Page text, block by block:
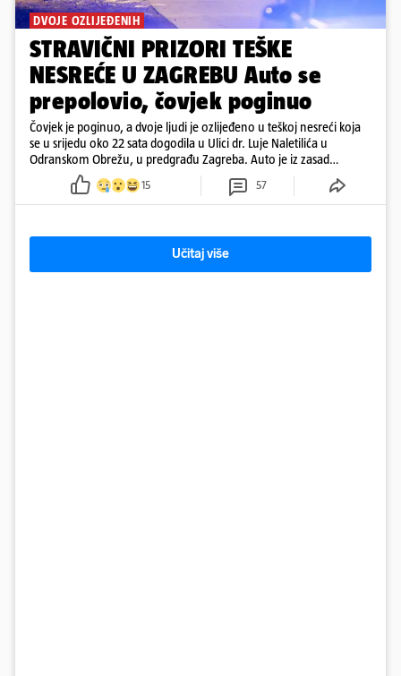
DVOJE OZLIJEĐENIH
STRAVIČNI PRIZORI TEŠKE
NESREĆE U ZAGREBU Auto se
prepolovio, čovjek poginuo
Čovjek je poginuo, a dvoje ljudi je ozlijeđeno u teškoj nesreći koja
se u srijedu oko 22 sata dogodila u Ulici dr. Luje Naletilića u
Odranskom Obrežu, u predgrađu Zagreba. Auto je iz zasad
neutvrđenih razloga sletio s kolnika, a od siline udara vozilo se
prepolovilo.
15 57
Učitaj više